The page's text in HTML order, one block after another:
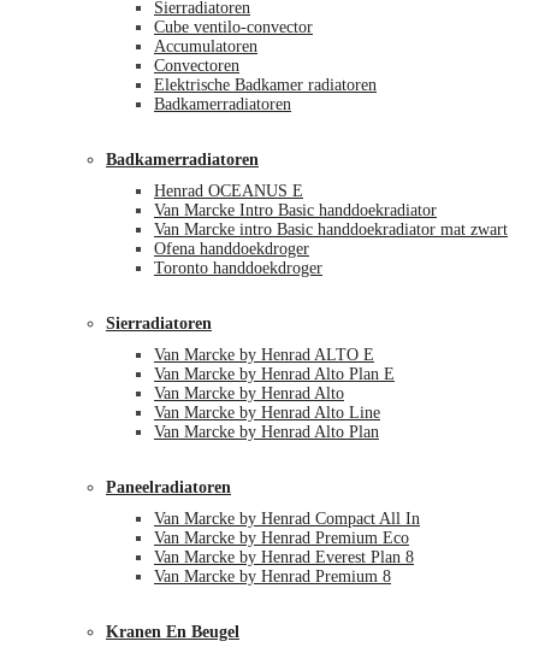
Sierradiatoren
Cube ventilo-convector
Accumulatoren
Convectoren
Elektrische Badkamer radiatoren
Badkamerradiatoren
Badkamerradiatoren
Henrad OCEANUS E
Van Marcke Intro Basic handdoekradiator
Van Marcke intro Basic handdoekradiator mat zwart
Ofena handdoekdroger
Toronto handdoekdroger
Sierradiatoren
Van Marcke by Henrad ALTO E
Van Marcke by Henrad Alto Plan E
Van Marcke by Henrad Alto
Van Marcke by Henrad Alto Line
Van Marcke by Henrad Alto Plan
Paneelradiatoren
Van Marcke by Henrad Compact All In
Van Marcke by Henrad Premium Eco
Van Marcke by Henrad Everest Plan 8
Van Marcke by Henrad Premium 8
Kranen En Beugel